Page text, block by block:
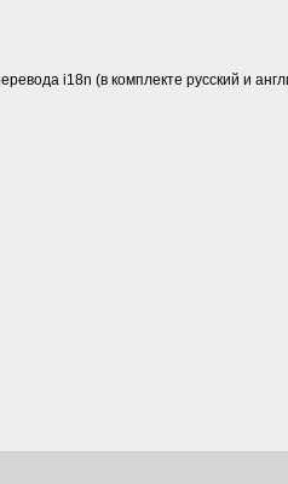
i18n (в комплекте русский и